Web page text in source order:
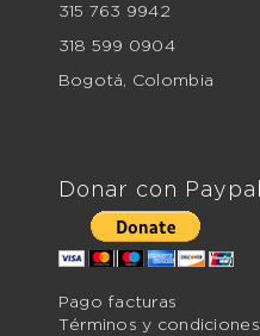
315 763 9942
318 599 0904
Bogotá, Colombia
Donar con Paypal
Pago facturas
Términos y condiciones